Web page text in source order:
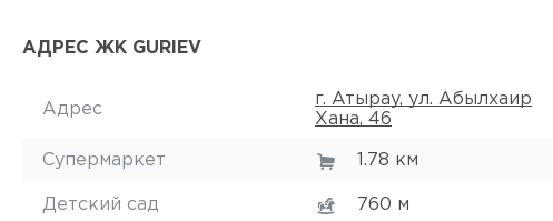
АДРЕС ЖК GURIEV
Адрес
г. Атырау, ул. Абылхаир
Хана, 46
Супермаркет 1.78 км
Детский сад 760 м